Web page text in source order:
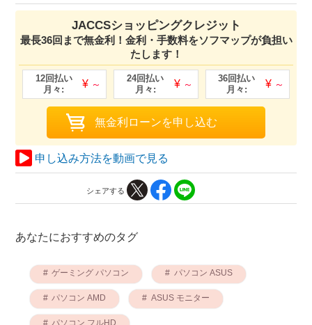
JACCSショッピングクレジット
最長36回まで無金利！金利・手数料をソフマップが負担い
たします！
申し込み方法を動画で見る
シェアする
あなたにおすすめのタグ
ゲーミング パソコン パソコン ASUS
パソコン AMD ASUS モニター
パソコン フルHD